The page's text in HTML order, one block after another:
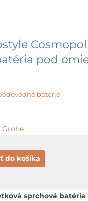
pod
batérie
Grohe
do košíka
sprchová batéria